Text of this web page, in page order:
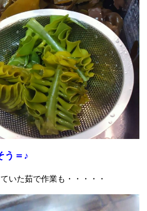
う＝♪
いた茹で作業も・・・・・